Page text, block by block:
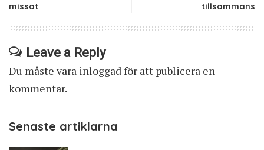
missat
tillsammans
Leave a Reply
Du måste vara inloggad för att publicera en
kommentar.
Senaste artiklarna